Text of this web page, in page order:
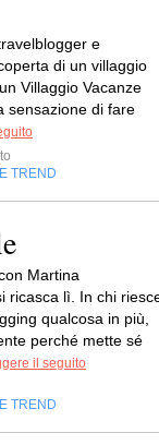
e
di un villaggio
Villaggio Vacanze
sensazione di fare
TREND
Martina
ricasca lì. In chi
qualcosa in più,
perché mette sé
il seguito
TREND